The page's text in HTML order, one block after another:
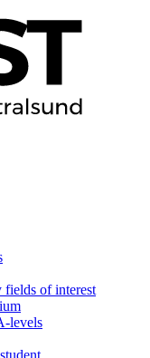
fields of interest
levels